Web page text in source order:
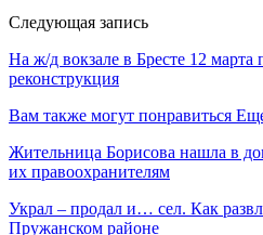
Следующая запись
На ж/д вокзале в Бресте 12 марта
реконструкция
Вам также могут понравиться
Жительница Борисова нашла в
их правоохранителям
Украл – продал и… сел. Как
Пружанском районе